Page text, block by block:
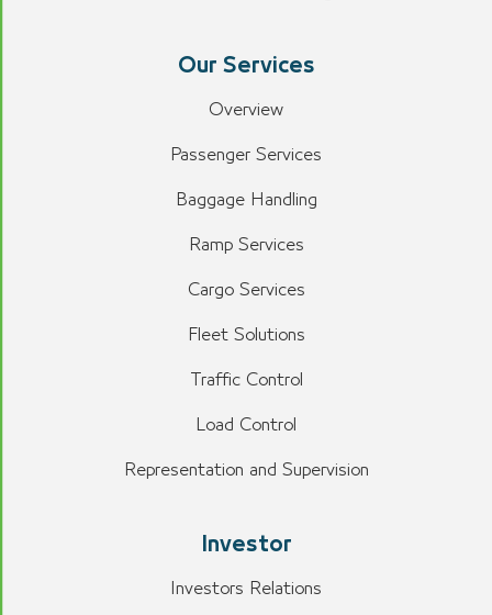
Our Services
Overview
Passenger Services
Baggage Handling
Ramp Services
Cargo Services
Fleet Solutions
Traffic Control
Load Control
Representation and Supervision
Investor
Investors Relations